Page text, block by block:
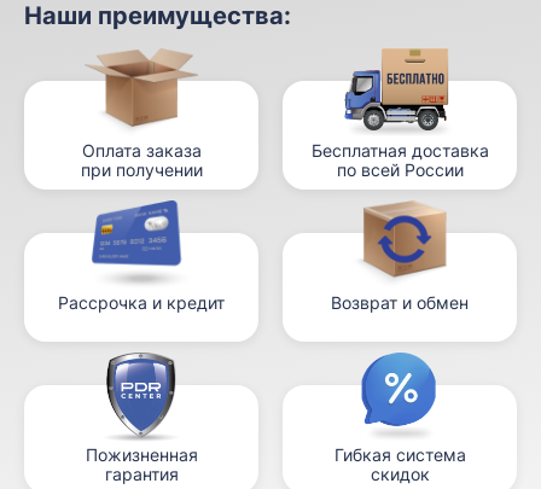
Наши преимущества:
Оплата заказа
при получении
Бесплатная доставка
по всей России
Рассрочка и кредит Возврат и обмен
Пожизненная
гарантия
Гибкая система
скидок